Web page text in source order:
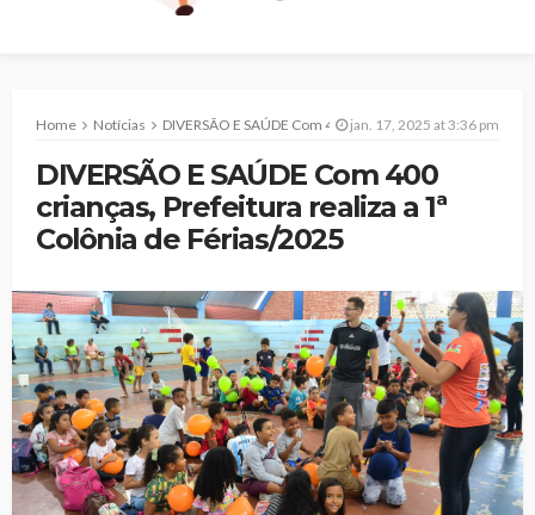
Home Notícias DIVERSÃO E SAÚDE Com 400 crianças, Prefeitura realiza a 1ª Colônia de Férias/2025
jan. 17, 2025 at 3:36 pm
DIVERSÃO E SAÚDE Com 400
crianças, Prefeitura realiza a 1ª
Colônia de Férias/2025